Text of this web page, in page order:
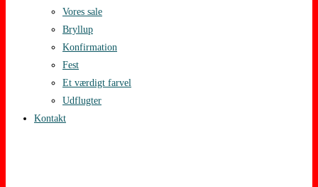
Vores sale
Bryllup
Konfirmation
Fest
Et værdigt farvel
Udflugter
Kontakt